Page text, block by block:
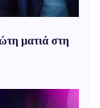
ματιά στη